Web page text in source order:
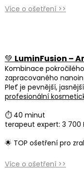
Více o ošetření >>
💚 LuminFusion –
Kombinace
zapracovaného
Pleť je pevnější,
profesionální
⏱ 40 minut
terapeut expert: 3 700
🌟 TOP ošetření pro
Více o ošetření >>